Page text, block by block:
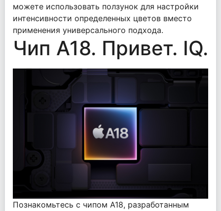
можете использовать ползунок для настройки
интенсивности определенных цветов вместо
применения универсального подхода.
Чип A18. Привет. IQ.
Познакомьтесь с чипом A18, разработанным